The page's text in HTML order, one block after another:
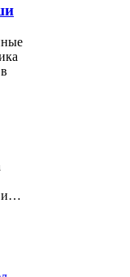
и…